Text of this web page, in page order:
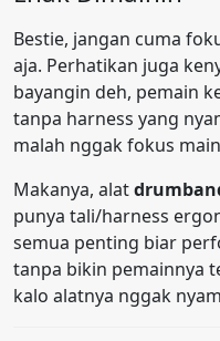
Bestie, jangan cuma
aja. Perhatikan juga
bayangin deh, pemain
tanpa harness yang
malah nggak fokus
Makanya, alat
punya tali/harness
semua penting biar
tanpa bikin pemainnya
kalo alatnya nggak